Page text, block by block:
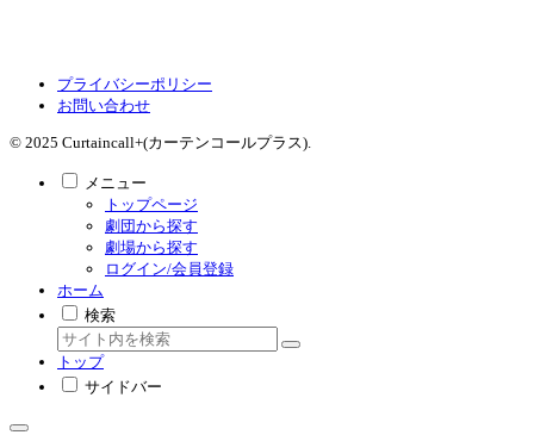
プライバシーポリシー
お問い合わせ
© 2025 Curtaincall+(カーテンコールプラス).
メニュー
トップページ
劇団から探す
劇場から探す
ログイン/会員登録
ホーム
検索
トップ
サイドバー